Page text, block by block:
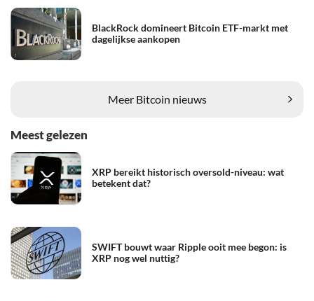
BlackRock domineert Bitcoin ETF-markt met
dagelijkse aankopen
Meer Bitcoin nieuws
Meest gelezen
XRP bereikt historisch oversold-niveau: wat
betekent dat?
SWIFT bouwt waar Ripple ooit mee begon: is
XRP nog wel nuttig?